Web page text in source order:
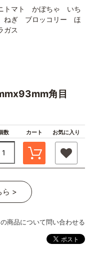
マト かぼちゃ いち
ぎ ブロッコリー ほ
ス
角目
数 カート お気に入り
ら >
の商品について問い合わせる